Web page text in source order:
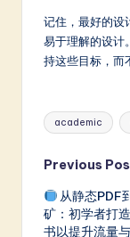
记住，最好的设
易于理解的设计
持这些目标，而
Tags:
academic
Post
Previous
从静态PDF
矿：初学者打
书以提升流量